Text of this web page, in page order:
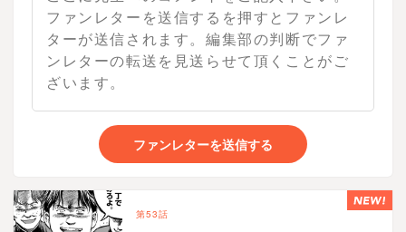
ファンレターを送信する
第53話